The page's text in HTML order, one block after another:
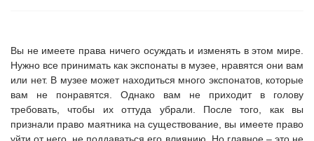
Вы не имеете права ничего осуждать и изменять в этом мире.
Нужно все принимать как экспонаты в музее, нравятся они вам
или нет. В музее может находиться много экспонатов, которые
вам не понравятся. Однако вам не приходит в голову
требовать, чтобы их оттуда убрали. После того, как вы
признали право маятника на существование, вы имеете право